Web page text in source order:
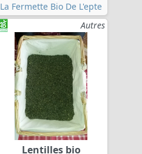
La Fermette Bio De L'epte
Autres
Lentilles bio